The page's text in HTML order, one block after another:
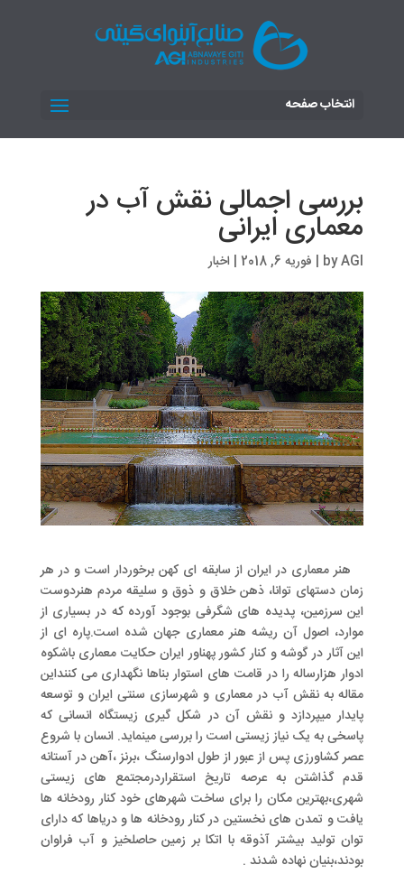
انتخاب صفحه
بررسی اجمالی نقش آب در
معماری ایرانی
byAGI
| فوریه 6, 2018 | اخبار
هنر معماری در ایران از سابقه ای کهن برخوردار است و در هر
زمان دستهای توانا، ذهن خلاق و ذوق و سلیقه مردم هنردوست
این سرزمین، پدیده های شگرفی بوجود آورده که در بسیاری از
موارد، اصول آن ریشه هنر معماری جهان شده است.پاره ای از
این آثار در گوشه و کنار کشور پهناور ایران حکایت معماری باشکوه
ادوار هزارساله را در قامت های استوار بناها نگهداری می کننداین
مقاله به نقش آب در معماری و شهرسازی سنتی ایران و توسعه
پایدار میپردازد و نقش آن در شکل گیری زیستگاه انسانی که
پاسخی به یک نیاز زیستی است را بررسی مینماید. انسان با شروع
عصر کشاورزی پس از عبور از طول ادوارسنگ ،برنز ،آهن در آستانه
قدم گذاشتن به عرصه تاریخ استقراردرمجتمع های زیستی
شهری،بهترین مکان را برای ساخت شهرهای خود کنار رودخانه ها
یافت و تمدن های نخستین در کنار رودخانه ها و دریاها که دارای
توان تولید بیشتر آذوقه با اتکا بر زمین حاصلخیز و آب فراوان
بودند،بنیان نهاده شدند .